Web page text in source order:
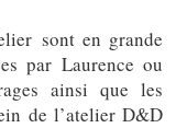
sont en grande
par Laurence ou
ainsi que les
de l’atelier D&D